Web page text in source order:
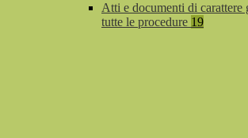
Atti e documenti di carattere
tutte le procedure 19